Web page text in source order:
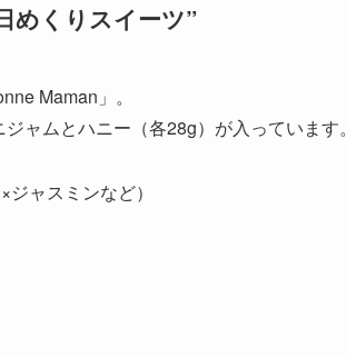
めくりスイーツ”
Maman」。
ャムとハニー（各28g）が入っています。
ャスミンなど）